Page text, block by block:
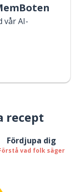
vår AI-
recept
Fördjupa dig
vad folk säger